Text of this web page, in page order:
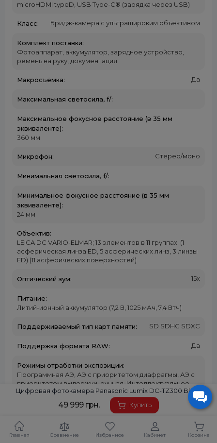
microHDMI typeD, USB Type-C® (зарядка через USB)
Класс: Бридж-камера с ультрашироким объективом
Комплект поставки:
Фотоаппарат, аккумулятор, зарядное устройство,
ремень на руку, документация
Макросъёмка: Да
Максимальная светосила, f/:
Максимальное фокусное расстояние (в 35 мм
эквиваленте):
360 мм
Микрофон: Стерео/моно
Минимальная светосила, f/:
Минимальное фокусное расстояние (в 35 мм
эквиваленте):
24 мм
Объектив:
LEICA DC VARIO-ELMAR; 13 элементов в 11 группах; (1
асферическая линза ED, 5 асферических линз, 3 линзы
ED) (11 асферических поверхностей)
Оптический зум: 15x
Питание:
Литий-ионный аккумулятор (7,2 В, 1025 мАч, 7,4 Втч)
Поддерживаемый тип карт памяти: SD SDHC SDXC
Поддержка формата RAW: Да
Режимы отработки экспозиции:
Программная АЭ, АЭ с приоритетом диафрагмы, АЭ с
приоритетом выдержки, ручная. Интеллектуальное
матричное / центрально-взвешенное / точечное
Светочувствительность:
Серийная съемка:
[AFS] H: 10 кадров/с, М: 7 кадров/с (в режиме Live View),
Цифровая фотокамера Panasonic Lumix DC-TZ300 Black
49 999 грн. Купить
Главная Сравнение Избранное Кабинет Корзина